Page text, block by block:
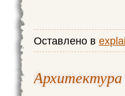
Оставлено в